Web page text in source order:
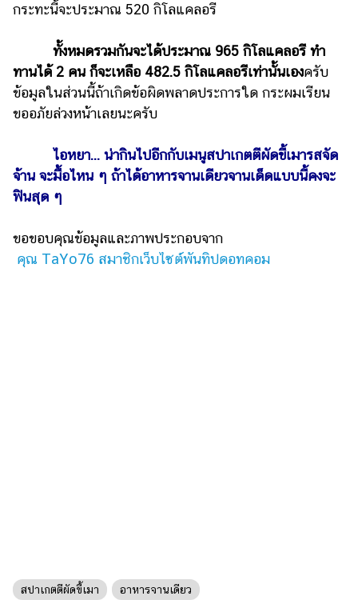
กระทะนี้จะประมาณ 520 กิโลแคลอรี
ทั้งหมดรวมกันจะได้ประมาณ 965 กิโลแคลอรี ทำ
ทานได้ 2 คน ก็จะเหลือ 482.5 กิโลแคลอรีเท่านั้นเองครับ
ข้อมูลในส่วนนี้ถ้าเกิดข้อผิดพลาดประการใด กระผมเรียน
ขออภัยล่วงหน้าเลยนะครับ
ไอหยา... น่ากินไปอีกกับเมนูสปาเกตตีผัดขี้เมารสจัด
จ้าน จะมื้อไหน ๆ ถ้าได้อาหารจานเดียวจานเด็ดแบบนี้คงจะ
ฟินสุด ๆ
ขอขอบคุณข้อมูลและภาพประกอบจาก
คุณ TaYo76 สมาชิกเว็บไซต์พันทิปดอทคอม
สปาเกตตีผัดขี้เมา อาหารจานเดียว